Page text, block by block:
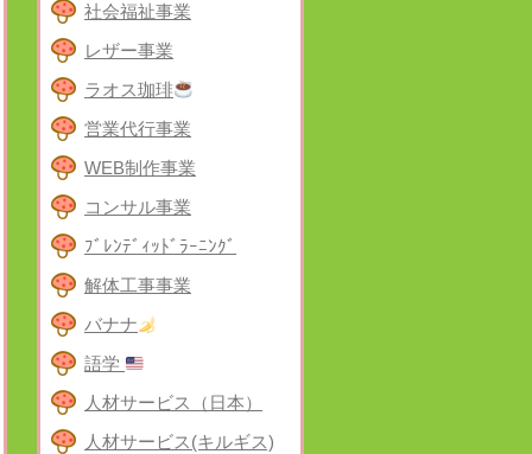
社会福祉事業
レザー事業
ラオス珈琲
営業代行事業
WEB制作事業
コンサル事業
ﾌﾞﾚﾝﾃﾞｨｯﾄﾞﾗｰﾆﾝｸﾞ
解体工事事業
バナナ
語学
人材サービス（日本）
人材サービス(キルギス)